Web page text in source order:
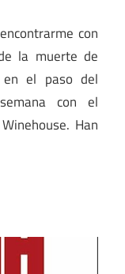
con
la muerte de
en el paso del
con el
Han